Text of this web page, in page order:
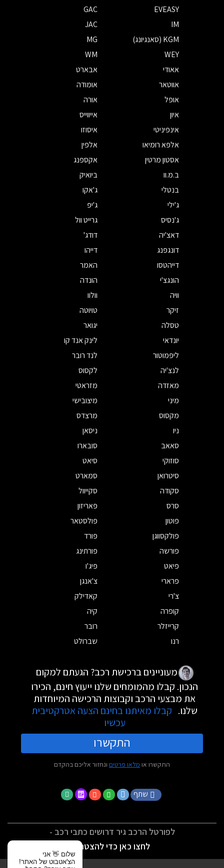
EVEASY
GAC
IM
JAC
KGM (סאנגיונג)
MG
WEY
WM
אאודי
אבארט
אווטאר
אומודה
אופל
אורה
איון
אייווייס
אינפיניטי
איסוזו
אלפא רומיאו
אלפין
אסטון מרטין
אקספנג
ב.מ.וו
ביואיק
בנטלי
ג'אקו
ג'ילי
ג'יפ
ג'נסיס
גרייט וול
דאצ'יה
דודג'
דונגפנג
דייהו
דייהטסו
האמר
הונגצ'י
הונדה
וויה
וולוו
זיקר
טויוטה
טסלה
יגואר
יונדאי
לינק אנד קו
ליפמוטור
לנד רובר
לנצ'יה
לקסוס
מאזדה
מזראטי
מיני
מיצובישי
מקסוס
מרצדס
ניו
ניסאן
סאאב
סובארו
סוזוקי
סיאט
סיטרואן
סמארט
סקודה
סקייוול
סרס
פאריזון
פוטון
פולסטאר
פולקסווגן
פורד
פורשה
פורתינג
פיאט
פיג'ו
פרארי
צ'אנגן
צ'רי
קאדילק
קופרה
קיה
קרייזלר
רובר
רנו
שברולט
מעוניינים ברכישת רכב? הגעתם למקום
הנכון. קבלו מהמומחים שלנו ייעוץ חינם, הכירו
את מבצעי הרכב וקבוצות הרכישה המיוחדות
שלנו. קבלו מאיתנו בחינם הצעה אטרקטיבית
עכשיו
התקשרו
התקשרו או מלאו פרטים ונחזור אליכם בהקדם
שתף
לפורטל הרכב גיר דרושים כתבי רכב -
לחצו כאן כדי להצטרף
שלום 👋 אני
הצ'אטבוט של האתר!